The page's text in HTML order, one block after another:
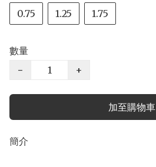
0.75
1.25 1.75
數量
−
+
加至購物車
簡介